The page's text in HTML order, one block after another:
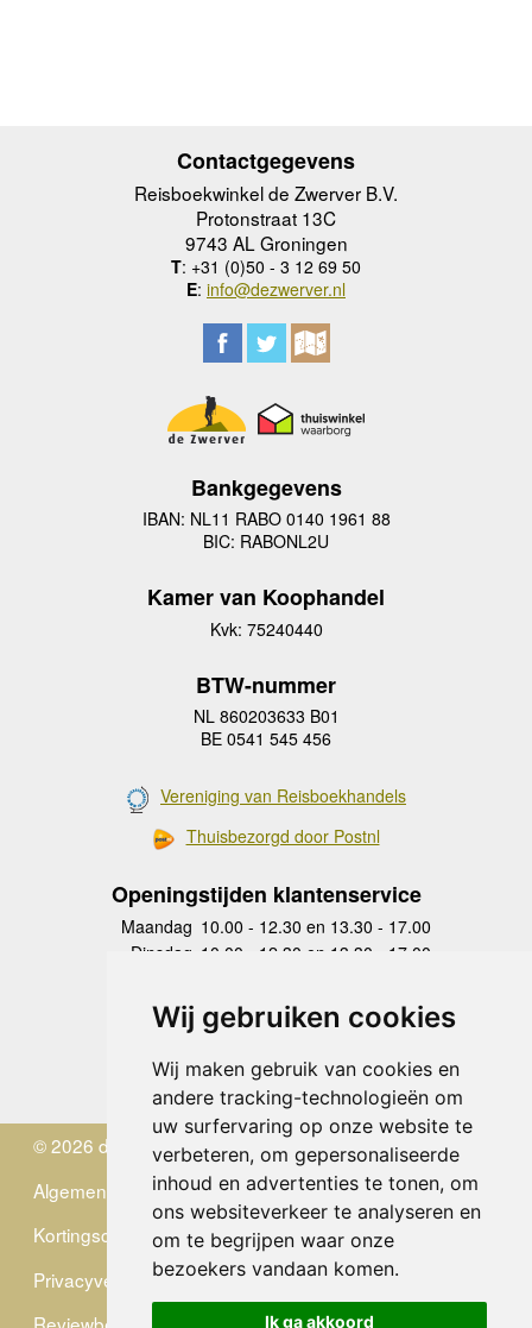
Wij gebruiken cookies
Wij maken gebruik van cookies en
andere tracking-technologieën om
uw surfervaring op onze website te
verbeteren, om gepersonaliseerde
inhoud en advertenties te tonen, om
ons websiteverkeer te analyseren en
om te begrijpen waar onze
bezoekers vandaan komen.
Ik ga akkoord
Contactgegevens
Reisboekwinkel de Zwerver B.V.
Protonstraat 13C
9743 AL Groningen
T: +31 (0)50 - 3 12 69 50
E: info@dezwerver.nl
Bankgegevens
IBAN: NL11 RABO 0140 1961 88
BIC: RABONL2U
Kamer van Koophandel
Kvk: 75240440
BTW-nummer
NL 860203633 B01
BE 0541 545 456
Vereniging van Reisboekhandels
Thuisbezorgd door Postnl
Openingstijden klantenservice
Maandag 10.00 - 12.30 en 13.30 - 17.00
Dinsdag 10.00 - 12.30 en 13.30 - 17.00
Donderdag
10.00 - 12.30 en 13.30 - 17.00
Vrijdag 10.00 - 12.30 en 13.30 - 17.00
Zaterdag
gesloten
Zondag gesloten
© 2026 de Zwerver
Algemene Voorwaarden
Kortingscode
Privacyverklaring